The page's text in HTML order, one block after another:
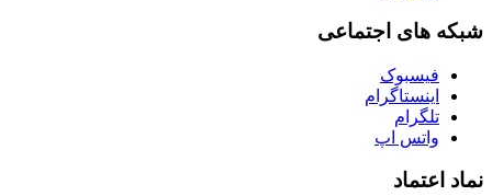
شبکه های اجتماعی
فیسبوک
اینستاگرام
تلگرام
واتس اپ
نماد اعتماد